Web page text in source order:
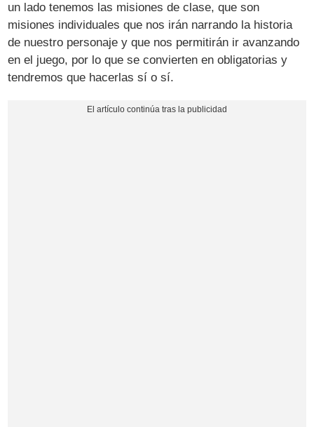
un lado tenemos las misiones de clase, que son
misiones individuales que nos irán narrando la historia
de nuestro personaje y que nos permitirán ir avanzando
en el juego, por lo que se convierten en obligatorias y
tendremos que hacerlas sí o sí.